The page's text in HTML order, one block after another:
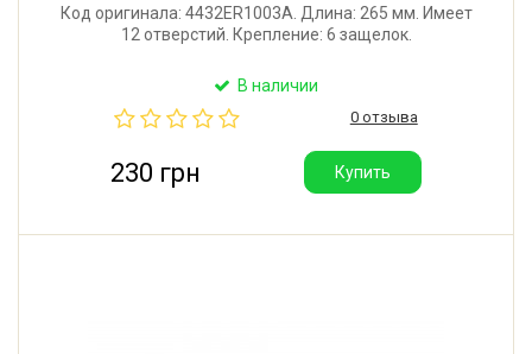
Код оригинала: 4432ER1003A. Длина: 265 мм. Имеет
12 отверстий. Крепление: 6 защелок.
В наличии
0 отзыва
230 грн Купить